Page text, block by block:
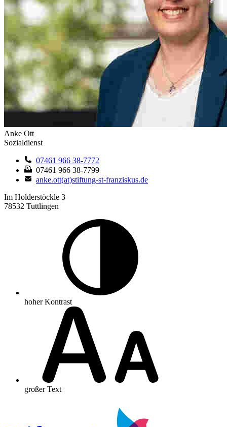
Anke Ott
Sozialdienst
07461 966 38-7772
07461 966 38-7799
anke.ott(at)stiftung-st-franziskus.de
Im Holderstöckle 3
78532 Tuttlingen
hoher Kontrast
großer Text